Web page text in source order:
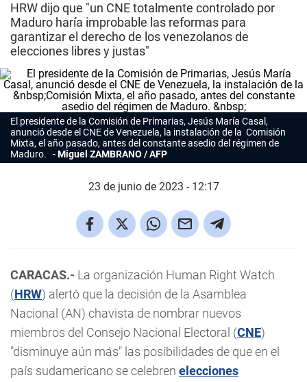
HRW dijo que "un CNE totalmente controlado por
Maduro haría improbable las reformas para
garantizar el derecho de los venezolanos de
elecciones libres y justas"
El presidente de la Comisión de Primarias, Jesús María Casal,
anunció desde el CNE de Venezuela, la instalación de la Comisión
Mixta, el año pasado, antes del constante asedio del régimen de
Maduro.
Miguel ZAMBRANO / AFP
23 de junio de 2023 - 12:17
CARACAS.- La organización Human Right Watch
(HRW) alertó que la decisión de la Asamblea
Nacional (AN) chavista de nombrar nuevos
miembros del Consejo Nacional Electoral (CNE)
"disminuye aún más" las posibilidades de que en el
país sudamericano se celebren elecciones